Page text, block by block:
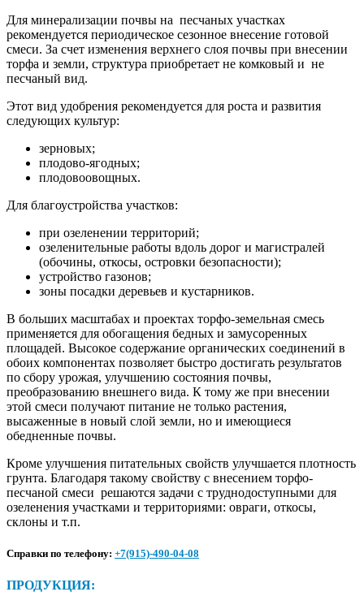
Для минерализации почвы на песчаных участках
рекомендуется периодическое сезонное внесение готовой
смеси. За счет изменения верхнего слоя почвы при внесении
торфа и земли, структура приобретает не комковый и не
песчаный вид.
Этот вид удобрения рекомендуется для роста и развития
следующих культур:
зерновых;
плодово-ягодных;
плодовоовощных.
Для благоустройства участков:
при озеленении территорий;
озеленительные работы вдоль дорог и магистралей
(обочины, откосы, островки безопасности);
устройство газонов;
зоны посадки деревьев и кустарников.
В больших масштабах и проектах торфо-земельная смесь
применяется для обогащения бедных и замусоренных
площадей. Высокое содержание органических соединений в
обоих компонентах позволяет быстро достигать результатов
по сбору урожая, улучшению состояния почвы,
преобразованию внешнего вида. К тому же при внесении
этой смеси получают питание не только растения,
высаженные в новый слой земли, но и имеющиеся
обедненные почвы.
Кроме улучшения питательных свойств улучшается плотность
грунта. Благодаря такому свойству с внесением торфо-
песчаной смеси решаются задачи с труднодоступными для
озеленения участками и территориями: овраги, откосы,
склоны и т.п.
Справки по телефону: +7(915)-490-04-08
ПРОДУКЦИЯ: